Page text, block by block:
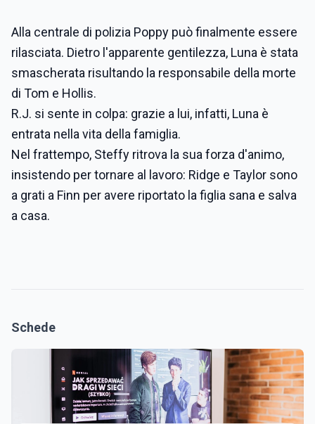
Alla centrale di polizia Poppy può finalmente essere
rilasciata. Dietro l'apparente gentilezza, Luna è stata
smascherata risultando la responsabile della morte
di Tom e Hollis.
R.J. si sente in colpa: grazie a lui, infatti, Luna è
entrata nella vita della famiglia.
Nel frattempo, Steffy ritrova la sua forza d'animo,
insistendo per tornare al lavoro: Ridge e Taylor sono
a grati a Finn per avere riportato la figlia sana e salva
a casa.
Schede